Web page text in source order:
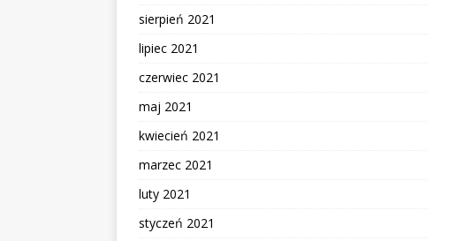
sierpień 2021
lipiec 2021
czerwiec 2021
maj 2021
kwiecień 2021
marzec 2021
luty 2021
styczeń 2021